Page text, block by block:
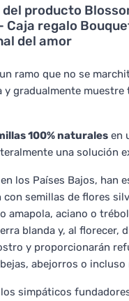
producto
Caja regalo
del amor
ramo que no se
y gradualmente muestre
100% naturales en
una solución
los Países Bajos, han
con semillas de flores
amapola, aciano o
blanda y, al florecer,
y proporcionarán
abejorros o incluso
simpáticos